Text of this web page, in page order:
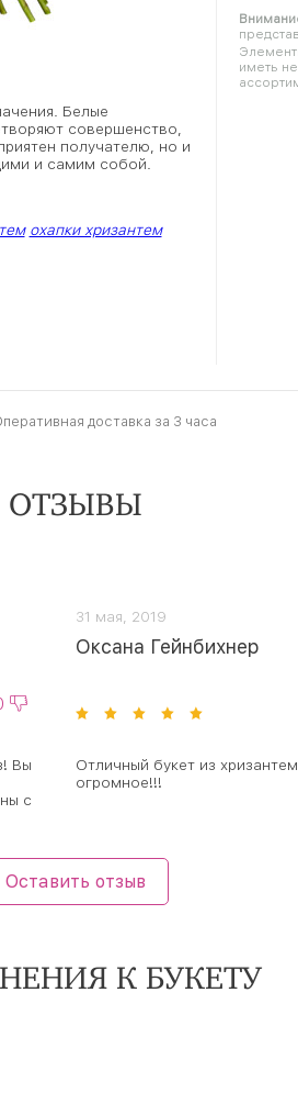
Белые
совершенство,
получателю, но и
и самим собой.
охапки хризантем
иметь
доставка за 3 часа
ОТЗЫВЫ
Вы
с
31 мая, 2019
Оксана Гейнбихнер
Отличный букет из
огромное!!!
Оставить отзыв
К БУКЕТУ